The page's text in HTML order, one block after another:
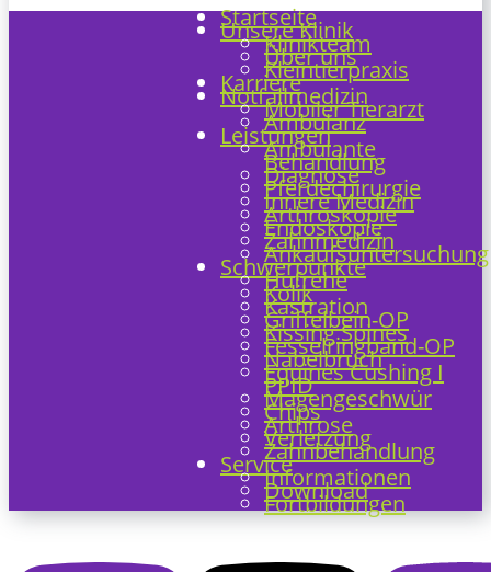
Startseite
Unsere Klinik
Klinikteam
Über uns
Kleintierpraxis
Karriere
Notfallmedizin
Mobiler Tierarzt
Ambulanz
Leistungen
Ambulante
Behandlung
Diagnose
Pferdechirurgie
Innere Medizin
Arthroskopie
Endoskopie
Zahnmedizin
Ankaufsuntersuchung
Schwerpunkte
Hufrehe
Kolik
Kastration
Griffelbein-OP
Kissing Spines
Fesselringband-OP
Nabelbruch
Equines Cushing I
PPID
Magengeschwür
Chips
Arthrose
Verletzung
Zahnbehandlung
ServiceInformationen
Download
Fortbildungen